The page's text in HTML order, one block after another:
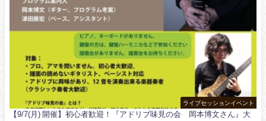
ライブセッションイベント
【9/7(月) 開催】初心者歓迎！『アドリブ味見の会 岡本博文さん』大